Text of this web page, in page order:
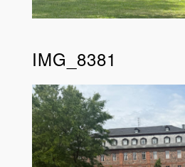
IMG_8381